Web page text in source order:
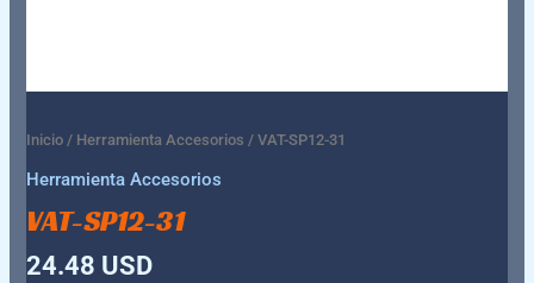
Inicio / Herramienta Accesorios / VAT-SP12-31
Herramienta Accesorios
VAT-SP12-31
24.48 USD